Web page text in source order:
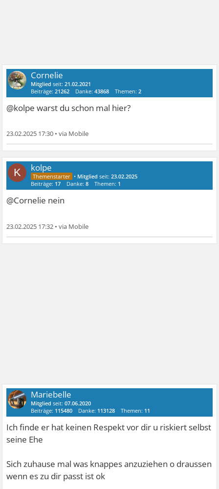
Cornelie
Mitglied seit:21.02.2021
Beiträge:21262 Danke:43868 Themen:2
@kolpe warst du schon mal hier?
23.02.2025 17:30 •
K kolpe
• Mitglied seit:23.02.2025
Beiträge: 17 Danke:8 Themen: 1
@Cornelie nein
23.02.2025 17:32 •
Mariebelle
Mitglied seit:07.06.2020
Beiträge: 115480 Danke: 113128 Themen: 11
Ich finde er hat keinen Respekt vor dir u riskiert selbst
seine Ehe
Sich zuhause mal was knappes anzuziehen o draussen
wenn es zu dir passt ist ok